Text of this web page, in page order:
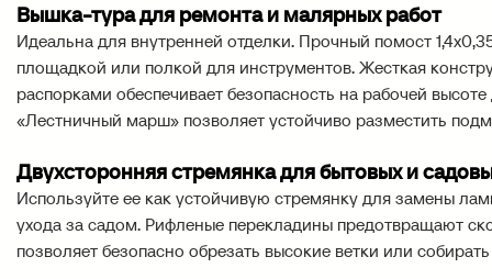
Вышка-тура для ремонта и малярных работ
Идеальна для внутренней отделки. Прочный помост
площадкой или полкой для инструментов. Жесткая
распорками обеспечивает безопасность на рабочей
«Лестничный марш» позволяет устойчиво разместить
Двухсторонняя стремянка для бытовых и
Используйте ее как устойчивую стремянку для замены
ухода за садом. Рифленые перекладины предотвращают
позволяет безопасно обрезать высокие ветки или